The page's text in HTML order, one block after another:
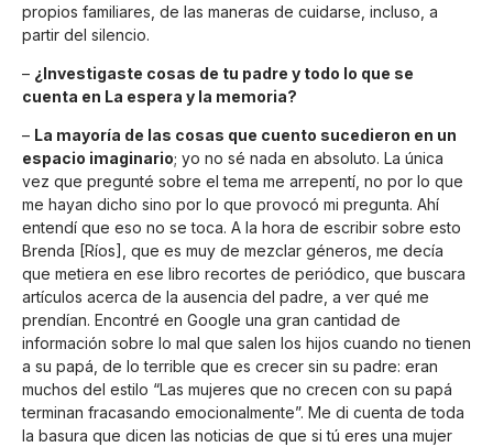
propios familiares, de las maneras de cuidarse, incluso, a
partir del silencio.
– ¿Investigaste cosas de tu padre y todo lo que se
cuenta en La espera y la memoria?
– La mayoría de las cosas que cuento sucedieron en un
espacio imaginario; yo no sé nada en absoluto. La única
vez que pregunté sobre el tema me arrepentí, no por lo que
me hayan dicho sino por lo que provocó mi pregunta. Ahí
entendí que eso no se toca. A la hora de escribir sobre esto
Brenda [Ríos], que es muy de mezclar géneros, me decía
que metiera en ese libro recortes de periódico, que buscara
artículos acerca de la ausencia del padre, a ver qué me
prendían. Encontré en Google una gran cantidad de
información sobre lo mal que salen los hijos cuando no tienen
a su papá, de lo terrible que es crecer sin su padre: eran
muchos del estilo “Las mujeres que no crecen con su papá
terminan fracasando emocionalmente”. Me di cuenta de toda
la basura que dicen las noticias de que si tú eres una mujer